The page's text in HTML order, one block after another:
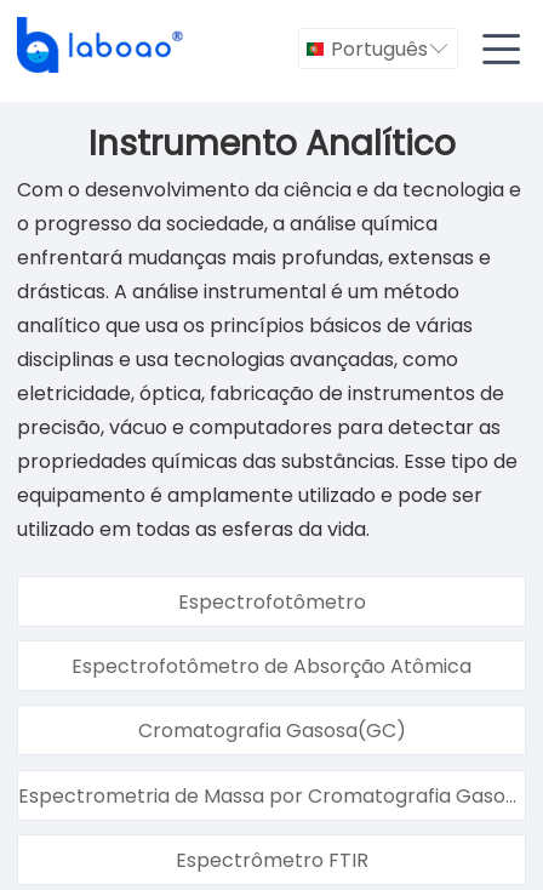
Português 
Instrumento Analítico
Com o desenvolvimento da ciência e da tecnologia e
o progresso da sociedade, a análise química
enfrentará mudanças mais profundas, extensas e
drásticas. A análise instrumental é um método
analítico que usa os princípios básicos de várias
disciplinas e usa tecnologias avançadas, como
eletricidade, óptica, fabricação de instrumentos de
precisão, vácuo e computadores para detectar as
propriedades químicas das substâncias. Esse tipo de
equipamento é amplamente utilizado e pode ser
utilizado em todas as esferas da vida.
Espectrofotômetro
Espectrofotômetro de Absorção Atômica
Cromatografia Gasosa(GC)
Espectrometria de Massa por Cromatografia Gasosa(GC-MS)
Espectrômetro FTIR